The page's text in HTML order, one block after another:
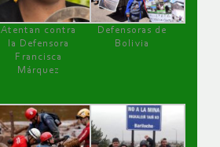
Atentan contra
la Defensora
Francisca
Márquez
Defensoras de
Bolivia